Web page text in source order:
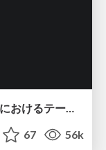
DBのスキルで生き残る技術 - AI時代におけるテーブル設計の勘所
67 56k